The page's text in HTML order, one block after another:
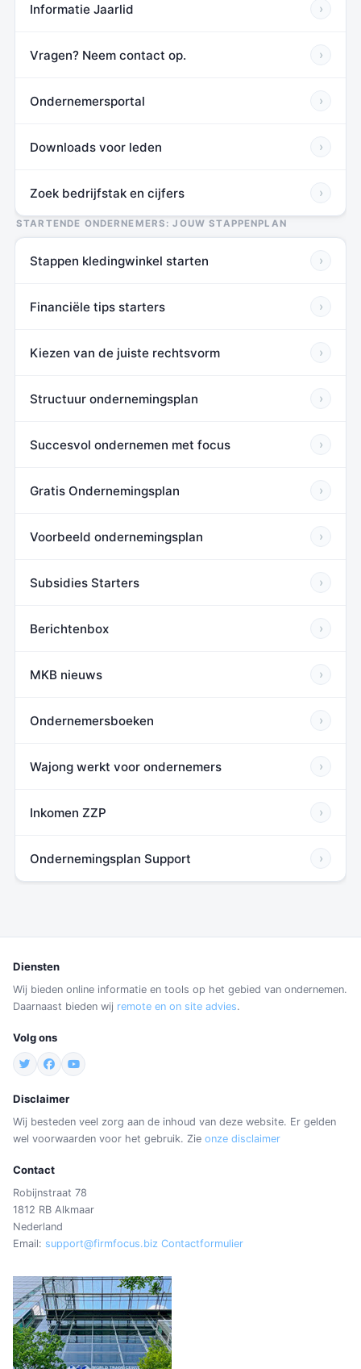
Informatie Jaarlid ›
Vragen? Neem contact op. ›
Ondernemersportal ›
Downloads voor leden ›
Zoek bedrijfstak en cijfers ›
STARTENDE ONDERNEMERS: JOUW STAPPENPLAN
Stappen kledingwinkel starten ›
Financiële tips starters ›
Kiezen van de juiste rechtsvorm ›
Structuur ondernemingsplan ›
Succesvol ondernemen met focus ›
Gratis Ondernemingsplan ›
Voorbeeld ondernemingsplan ›
Subsidies Starters ›
Berichtenbox ›
MKB nieuws ›
Ondernemersboeken ›
Wajong werkt voor ondernemers ›
Inkomen ZZP ›
Ondernemingsplan Support ›
Diensten
Wij bieden online informatie en tools op het gebied van ondernemen.
Daarnaast bieden wij remote en on site advies.
Volg ons
Disclaimer
Wij besteden veel zorg aan de inhoud van deze website. Er gelden
wel voorwaarden voor het gebruik. Zie onze disclaimer
Contact
Robijnstraat 78
1812 RB Alkmaar
Nederland
Email: support@firmfocus.biz Contactformulier